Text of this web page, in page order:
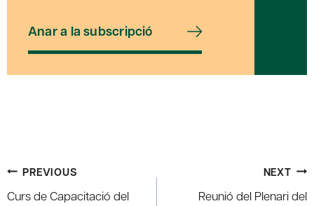
Anar a la subscripció
Post
navigation
PREVIOUS
Curs de Capacitació del
NEXT
Reunió del Plenari del